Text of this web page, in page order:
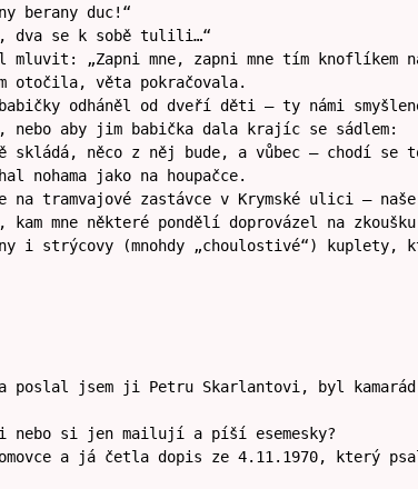
berany duc!“
se k sobě tulili…“
„Zapni mne, zapni mne tím knoflíkem
otočila, věta pokračovala.
odháněl od dveří děti – ty námi
aby jim babička dala krajíc se sádlem:
skládá, něco z něj bude, a vůbec – chodí se
nohama jako na houpačce.
tramvajové zastávce v Krymské ulici –
mne některé pondělí doprovázel na
i strýcovy (mnohdy „choulostivé“) kuplety,
a poslal jsem ji Petru Skarlantovi, byl
nebo si jen mailují a píší esemesky?
a já četla dopis ze 4.11.1970, který